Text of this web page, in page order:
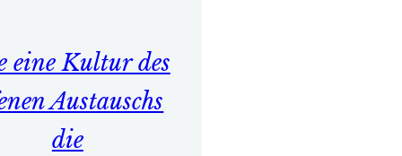
eine Kultur des
Austauschs
die